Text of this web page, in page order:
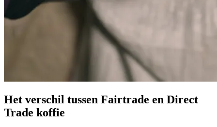
Het verschil tussen Fairtrade en Direct
Trade koffie